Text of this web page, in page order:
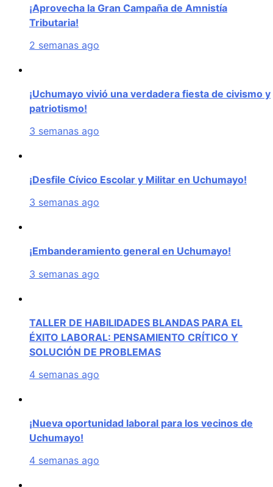
¡Aprovecha la Gran Campaña de Amnistía
Tributaria!
2 semanas ago
¡Uchumayo vivió una verdadera fiesta de civismo y
patriotismo!
3 semanas ago
¡Desfile Cívico Escolar y Militar en Uchumayo!
3 semanas ago
¡Embanderamiento general en Uchumayo!
3 semanas ago
TALLER DE HABILIDADES BLANDAS PARA EL
ÉXITO LABORAL: PENSAMIENTO CRÍTICO Y
SOLUCIÓN DE PROBLEMAS
4 semanas ago
¡Nueva oportunidad laboral para los vecinos de
Uchumayo!
4 semanas ago